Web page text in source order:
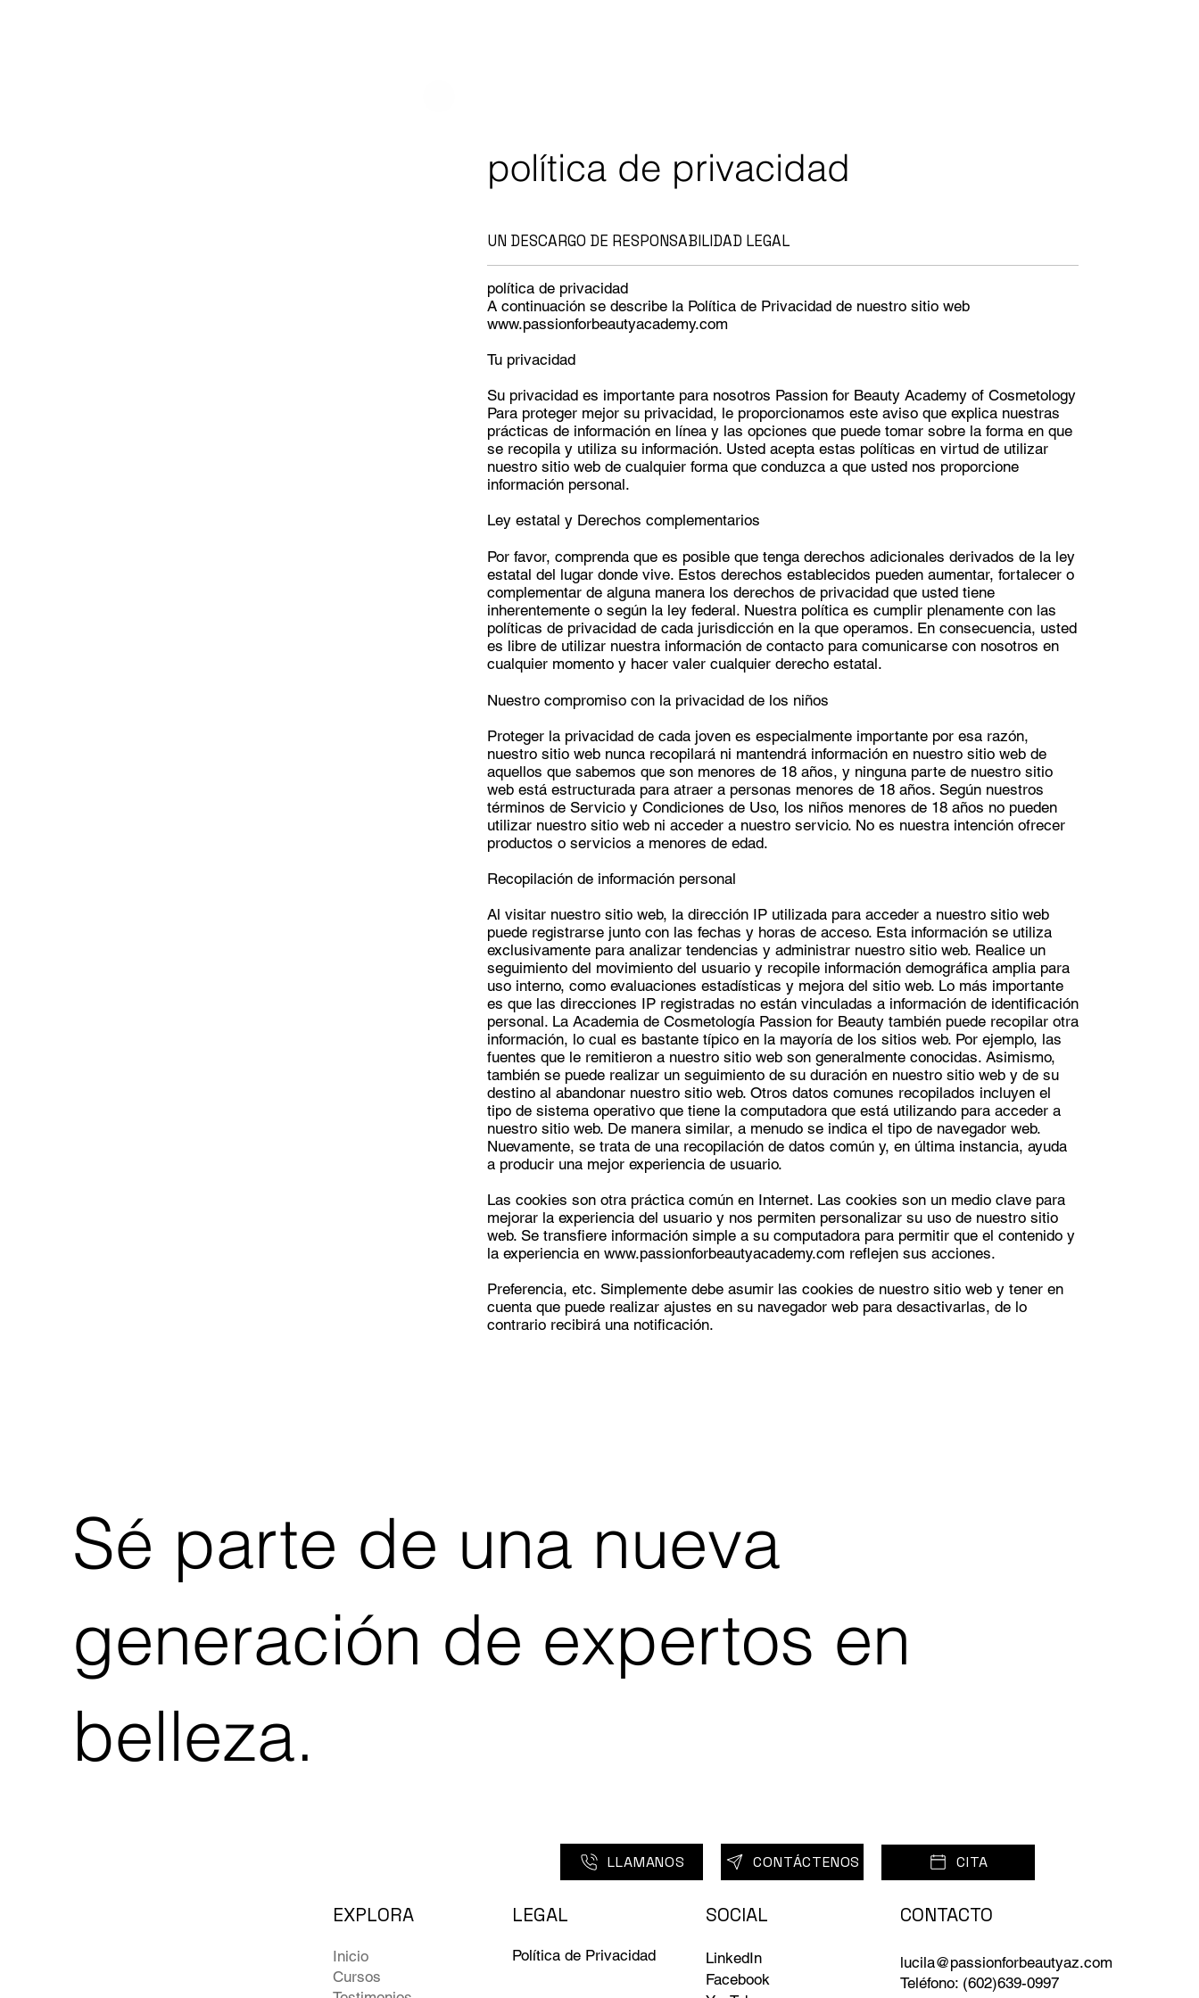
política de privacidad
A continuación se describe la Política de Privacidad de nuestro sitio web
www.passionforbeautyacademy.com
Tu privacidad
Su privacidad es importante para nosotros Passion for Beauty Academy of Cosmetology
Para proteger mejor su privacidad, le proporcionamos este aviso que explica nuestras
prácticas de información en línea y las opciones que puede tomar sobre la forma en que
se recopila y utiliza su información. Usted acepta estas políticas en virtud de utilizar
nuestro sitio web de cualquier forma que conduzca a que usted nos proporcione
información personal.
Ley estatal y Derechos complementarios
Por favor, comprenda que es posible que tenga derechos adicionales derivados de la ley
estatal del lugar donde vive. Estos derechos establecidos pueden aumentar, fortalecer o
complementar de alguna manera los derechos de privacidad que usted tiene
inherentemente o según la ley federal. Nuestra política es cumplir plenamente con las
políticas de privacidad de cada jurisdicción en la que operamos. En consecuencia, usted
es libre de utilizar nuestra información de contacto para comunicarse con nosotros en
cualquier momento y hacer valer cualquier derecho estatal.
Nuestro compromiso con la privacidad de los niños
Proteger la privacidad de cada joven es especialmente importante por esa razón,
nuestro sitio web nunca recopilará ni mantendrá información en nuestro sitio web de
aquellos que sabemos que son menores de 18 años, y ninguna parte de nuestro sitio
web está estructurada para atraer a personas menores de 18 años. Según nuestros
términos de Servicio y Condiciones de Uso, los niños menores de 18 años no pueden
utilizar nuestro sitio web ni acceder a nuestro servicio. No es nuestra intención ofrecer
productos o servicios a menores de edad.
Recopilación de información personal
Al visitar nuestro sitio web, la dirección IP utilizada para acceder a nuestro sitio web
puede registrarse junto con las fechas y horas de acceso. Esta información se utiliza
exclusivamente para analizar tendencias y administrar nuestro sitio web. Realice un
seguimiento del movimiento del usuario y recopile información demográfica amplia para
uso interno, como evaluaciones estadísticas y mejora del sitio web. Lo más importante
es que las direcciones IP registradas no están vinculadas a información de identificación
personal. La Academia de Cosmetología Passion for Beauty también puede recopilar otra
información, lo cual es bastante típico en la mayoría de los sitios web. Por ejemplo, las
fuentes que le remitieron a nuestro sitio web son generalmente conocidas. Asimismo,
también se puede realizar un seguimiento de su duración en nuestro sitio web y de su
destino al abandonar nuestro sitio web. Otros datos comunes recopilados incluyen el
tipo de sistema operativo que tiene la computadora que está utilizando para acceder a
nuestro sitio web. De manera similar, a menudo se indica el tipo de navegador web.
Nuevamente, se trata de una recopilación de datos común y, en última instancia, ayuda
a producir una mejor experiencia de usuario.
Las cookies son otra práctica común en Internet. Las cookies son un medio clave para
mejorar la experiencia del usuario y nos permiten personalizar su uso de nuestro sitio
web. Se transfiere información simple a su computadora para permitir que el contenido y
la experiencia en www.passionforbeautyacademy.com reflejen sus acciones.
Preferencia, etc. Simplemente debe asumir las cookies de nuestro sitio web y tener en
cuenta que puede realizar ajustes en su navegador web para desactivarlas, de lo
contrario recibirá una notificación.
UN DESCARGO DE RESPONSABILIDAD LEGAL
política de privacidad
Sé parte de una nueva
generación de expertos en
belleza.
LLAMANOS CONTÁCTENOS CITA
Inicio
Cursos
EXPLORA LEGAL
Política de Privacidad
SOCIAL
LinkedIn
Facebook
CONTACTO
lucila@passionforbeautyaz.com
Teléfono: (602)639-0997